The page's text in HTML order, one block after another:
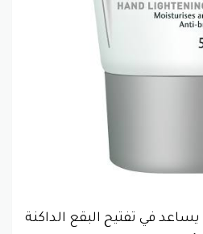
يساعد في تفتيح البقع الداكنة